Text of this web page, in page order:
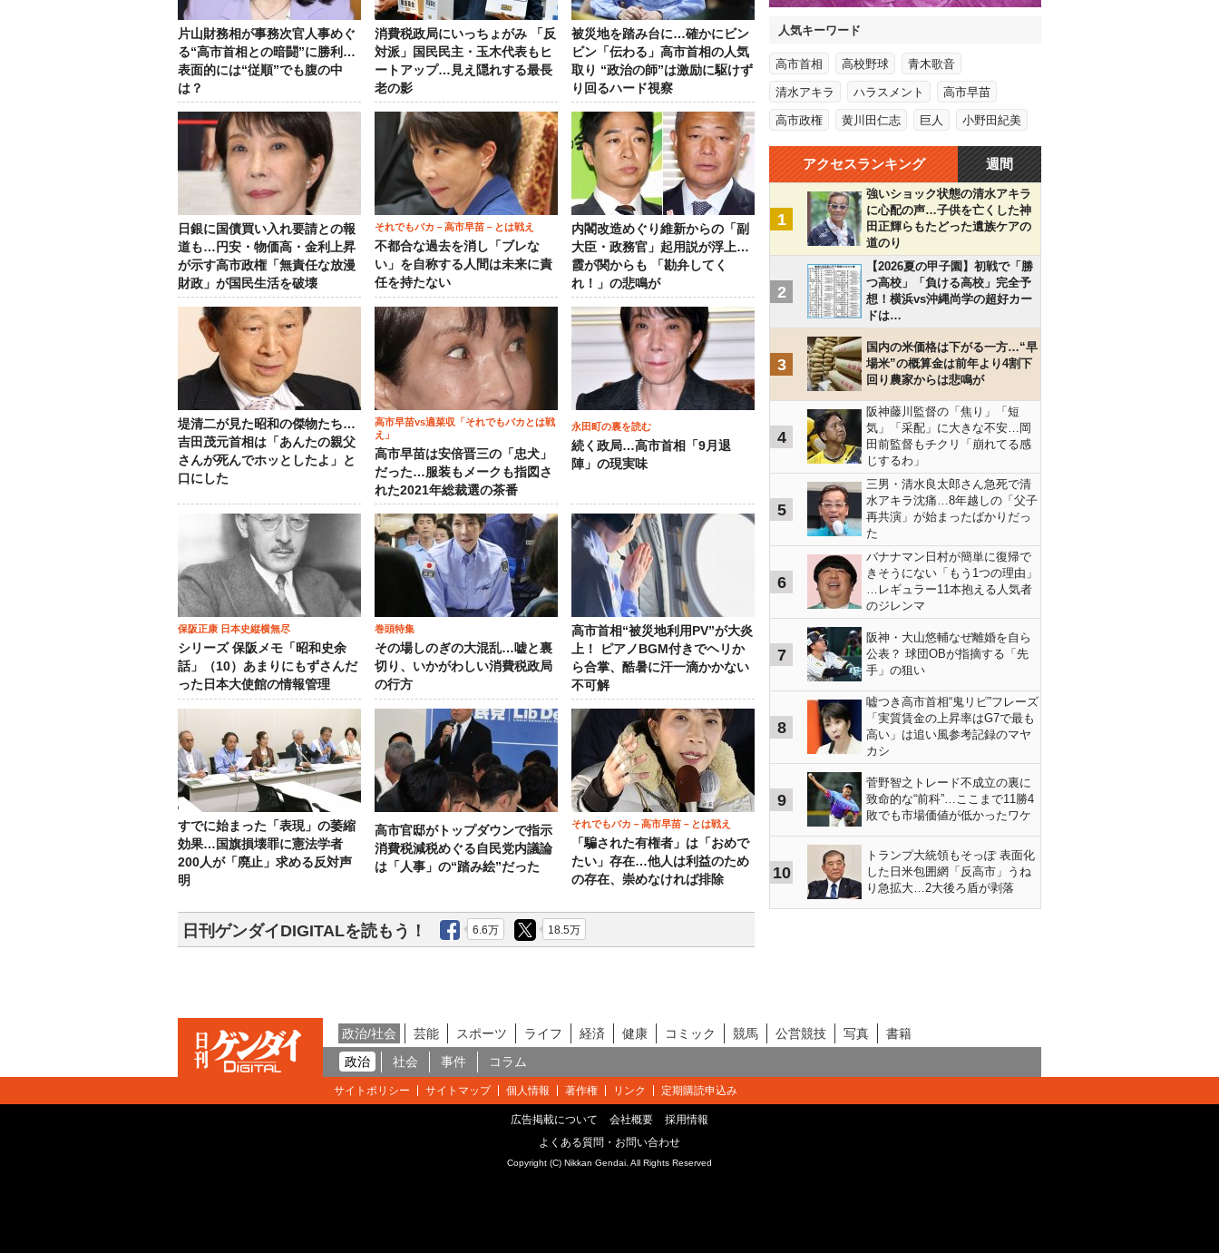
片山財務相が事務次官人事めぐ
る“高市首相との暗闘”に勝利…
表面的には“従順”でも腹の中
は？
消費税政局にいっちょがみ 「反
対派」国民民主・玉木代表もヒ
ートアップ…見え隠れする最長
老の影
被災地を踏み台に…確かにビン
ビン「伝わる」高市首相の人気
取り “政治の師”は激励に駆けず
り回るハード視察
日銀に国債買い入れ要請との報
道も…円安・物価高・金利上昇
が示す高市政権「無責任な放漫
財政」が国民生活を破壊
それでもバカ－高市早苗－とは戦え
不都合な過去を消し「ブレな
い」を自称する人間は未来に責
任を持たない
内閣改造めぐり維新からの「副
大臣・政務官」起用説が浮上…
霞が関からも 「勘弁してく
れ！」の悲鳴が
堤清二が見た昭和の傑物たち…
吉田茂元首相は「あんたの親父
さんが死んでホッとしたよ」と
口にした
高市早苗vs適菜収「それでもバカとは戦
え」
高市早苗は安倍晋三の「忠犬」
だった…服装もメークも指図さ
れた2021年総裁選の茶番
永田町の裏を読む
続く政局…高市首相「9月退
陣」の現実味
保阪正康 日本史縦横無尽
シリーズ 保阪メモ「昭和史余
話」（10）あまりにもずさんだ
った日本大使館の情報管理
巻頭特集
その場しのぎの大混乱…嘘と裏
切り、いかがわしい消費税政局
の行方
高市首相“被災地利用PV”が大炎
上！ ピアノBGM付きでヘリか
ら合掌、酷暑に汗一滴かかない
不可解
すでに始まった「表現」の萎縮
効果…国旗損壊罪に憲法学者
200人が「廃止」求める反対声
明
高市官邸がトップダウンで指示
消費税減税めぐる自民党内議論
は「人事」の“踏み絵”だった
それでもバカ－高市早苗－とは戦え
「騙された有権者」は「おめで
たい」存在…他人は利益のため
の存在、崇めなければ排除
日刊ゲンダイDIGITALを読もう！ 6.6万 18.5万
人気キーワード
高市首相 高校野球 青木歌音
清水アキラ ハラスメント 高市早苗
高市政権 黄川田仁志 巨人 小野田紀美
アクセスランキング 週間
1
強いショック状態の清水アキラ
に心配の声…子供を亡くした神
田正輝らもたどった遺族ケアの
道のり
2
【2026夏の甲子園】初戦で「勝
つ高校」「負ける高校」完全予
想！横浜vs沖縄尚学の超好カー
ドは…
3
国内の米価格は下がる一方…“早
場米”の概算金は前年より4割下
回り農家からは悲鳴が
4
阪神藤川監督の「焦り」「短
気」「采配」に大きな不安…岡
田前監督もチクリ「崩れてる感
じするわ」
5
三男・清水良太郎さん急死で清
水アキラ沈痛…8年越しの「父子
再共演」が始まったばかりだっ
た
6
バナナマン日村が簡単に復帰で
きそうにない「もう1つの理由」
…レギュラー11本抱える人気者
のジレンマ
7
阪神・大山悠輔なぜ離婚を自ら
公表？ 球団OBが指摘する「先
手」の狙い
8
嘘つき高市首相“鬼リピ”フレーズ
「実質賃金の上昇率はG7で最も
高い」は追い風参考記録のマヤ
カシ
9
菅野智之トレード不成立の裏に
致命的な“前科”…ここまで11勝4
敗でも市場価値が低かったワケ
10
トランプ大統領もそっぽ 表面化
した日米包囲網「反高市」うね
り急拡大…2大後ろ盾が剥落
政治/社会 芸能 スポーツ ライフ 経済 健康 コミック 競馬 公営競技 写真
書籍
政治
社会 事件 コラム
サイトポリシー サイトマップ 個人情報 著作権 リンク 定期購読申込み
広告掲載について 会社概要
採用情報
よくある質問・お問い合わせ
Copyright (C) Nikkan Gendai. All Rights Reserved